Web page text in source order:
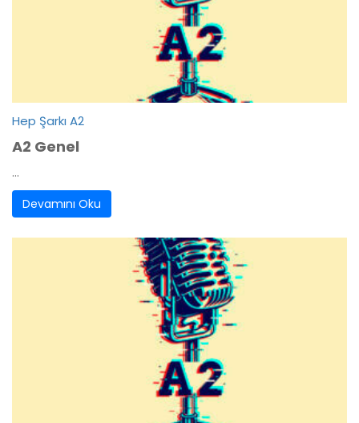
Hep Şarkı A2
A2 Genel
...
Devamını Oku